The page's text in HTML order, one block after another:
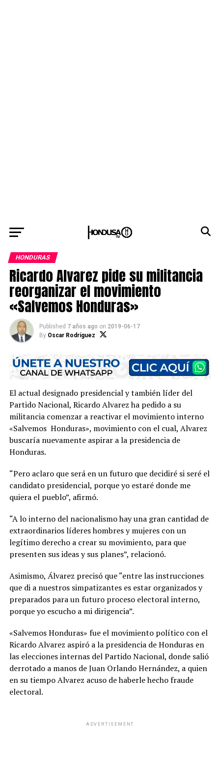
HONDURAS
Ricardo Alvarez pide su militancia
reorganizar el movimiento
«Salvemos Honduras»
Published 7 años ago on 2019-06-17
By Oscar Rodríguez
El actual designado presidencial y también líder del
Partido Nacional, Ricardo Alvarez ha pedido a su
militancia comenzar a reactivar el movimiento interno
«Salvemos Honduras», movimiento con el cual, Alvarez
buscaría nuevamente aspirar a la presidencia de
Honduras.
“Pero aclaro que será en un futuro que decidiré si seré el
candidato presidencial, porque yo estaré donde me
quiera el pueblo”, afirmó.
“A lo interno del nacionalismo hay una gran cantidad de
extraordinarios líderes hombres y mujeres con un
legítimo derecho a crear su movimiento, para que
presenten sus ideas y sus planes”, relacionó.
Asimismo, Álvarez precisó que “entre las instrucciones
que di a nuestros simpatizantes es estar organizados y
preparados para un futuro proceso electoral interno,
porque yo escucho a mi dirigencia”.
«Salvemos Honduras» fue el movimiento político con el
Ricardo Alvarez aspiró a la presidencia de Honduras en
las elecciones internas del Partido Nacional, donde salió
derrotado a manos de Juan Orlando Hernández, a quien
en su tiempo Alvarez acuso de haberle hecho fraude
electoral.
ADVERTISEMENT